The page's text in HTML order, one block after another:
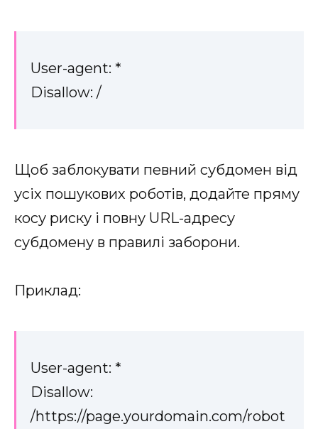
User-agent: *
Disallow: /
Щоб заблокувати певний субдомен від
усіх пошукових роботів, додайте пряму
косу риску і повну URL-адресу
субдомену в правилі заборони.
Приклад:
User-agent: *
Disallow:
/https://page.yourdomain.com/robot